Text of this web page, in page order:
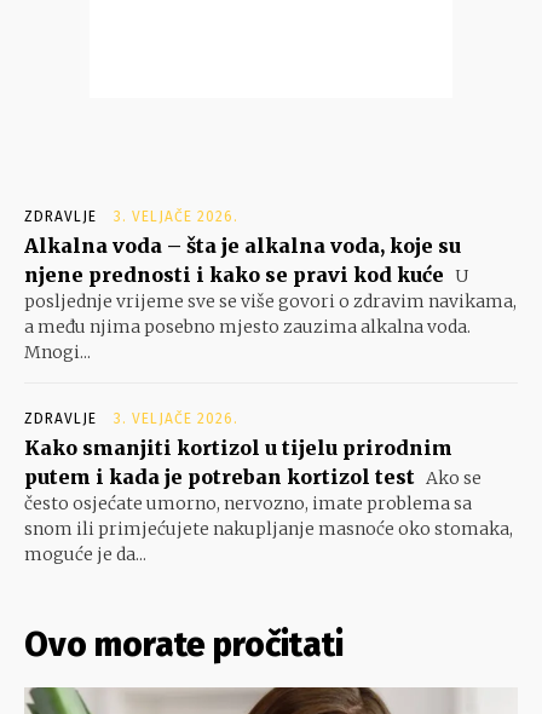
ZDRAVLJE 3. VELJAČE 2026.
Alkalna voda – šta je alkalna voda, koje su
njene prednosti i kako se pravi kod kuće U
posljednje vrijeme sve se više govori o zdravim navikama,
a među njima posebno mjesto zauzima alkalna voda.
Mnogi...
ZDRAVLJE 3. VELJAČE 2026.
Kako smanjiti kortizol u tijelu prirodnim
putem i kada je potreban kortizol test Ako se
često osjećate umorno, nervozno, imate problema sa
snom ili primjećujete nakupljanje masnoće oko stomaka,
moguće je da...
Ovo morate pročitati